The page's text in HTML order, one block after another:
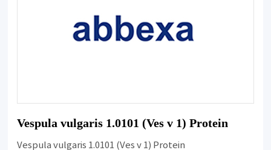
Vespula vulgaris 1.0101 (Ves v 1) Protein
Vespula vulgaris 1.0101 (Ves v 1) Protein